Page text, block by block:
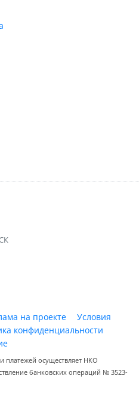
на проекте
Условия
конфиденциальности
платежей осуществляет НКО
банковских операций № 3523-